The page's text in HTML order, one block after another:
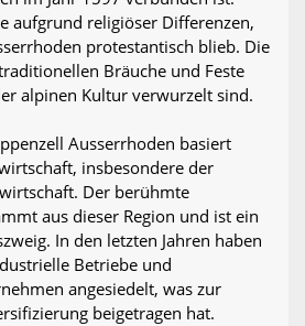
aufgrund religiöser Differenzen,
protestantisch blieb. Die
Bräuche und Feste
alpinen Kultur verwurzelt sind.
Ausserrhoden basiert
insbesondere der
Der berühmte
aus dieser Region und ist ein
In den letzten Jahren haben
Betriebe und
angesiedelt, was zur
beigetragen hat.